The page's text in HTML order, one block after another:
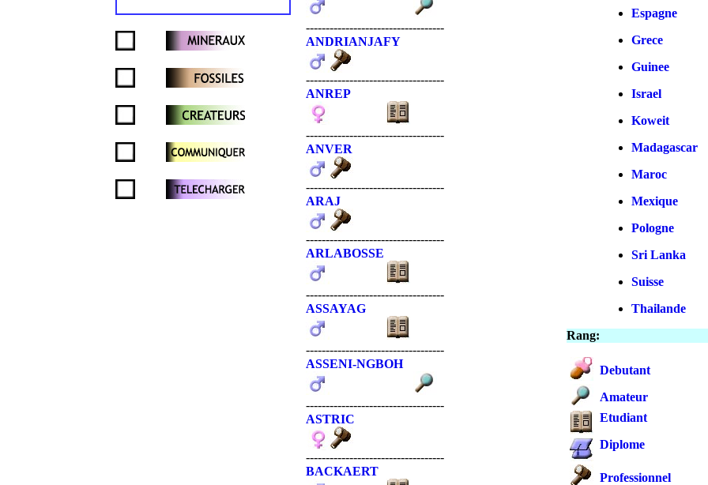
-----------------------------------
ANDRIANJAFY
-----------------------------------
ANREP
-----------------------------------
ANVER
-----------------------------------
ARAJ
-----------------------------------
ARLABOSSE
-----------------------------------
ASSAYAG
-----------------------------------
ASSENI-NGBOH
-----------------------------------
ASTRIC
-----------------------------------
BACKAERT
Espagne
Grece
Guinee
Israel
Koweit
Madagascar
Maroc
Mexique
Pologne
Sri Lanka
Suisse
Thailande
Rang:
Debutant
Amateur
Etudiant
Diplome
Professionnel